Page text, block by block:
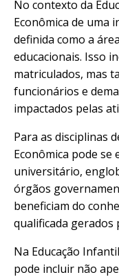
No contexto da
Econômica de uma
definida como a
educacionais. Isso
matriculados, mas
funcionários e
impactados pelas
Para as disciplinas
Econômica pode se
universitário,
órgãos
beneficiam do
qualificada gerados
Na Educação
pode incluir não